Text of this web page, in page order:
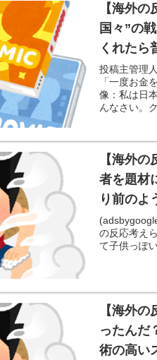
上竜巻が発生し周囲が騒然
入社新人アナウンサーwww
性が急増「日本の女性は優
木彩艶に約60億円で正式オ
て出れるとは思わない...
ローはあんなに敬遠四球が
ったのか…」 日本の普通の
木彩艶に約60億円で正式オ
して出れるとは思わないけ
ーランキング → 「セール
だよな」
配慮か！」日本のテレビ
【海外
国々”の
くれたら
もならそ
投稿主管理
「一度お金
像：私は日
んなさい。
【海外
者を題材
り前のよ
の反応考え
て子供っぽ
【海外
ったんだ
術の高い